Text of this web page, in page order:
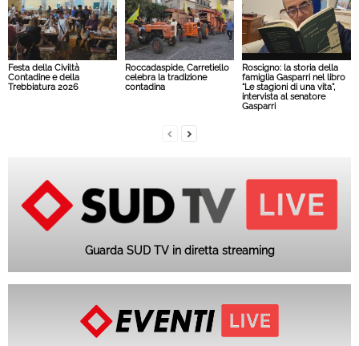
Festa della Civiltà
Contadine e della
Trebbiatura 2026
Roccadaspide, Carretiello
celebra la tradizione
contadina
Roscigno: la storia della
famiglia Gasparri nel libro
“Le stagioni di una vita”,
intervista al senatore
Gasparri
Guarda SUD TV in diretta streaming